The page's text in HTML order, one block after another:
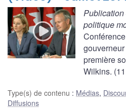
politique
première
Wilkins.
Type(s) de contenu : Médias,
Diffusions